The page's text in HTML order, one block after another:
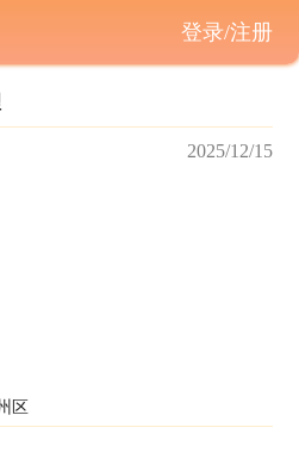
2025/12/15
区
登录/注册